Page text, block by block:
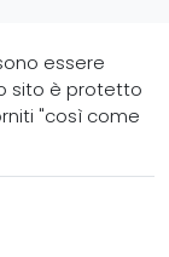
essere
sito è protetto
"così come